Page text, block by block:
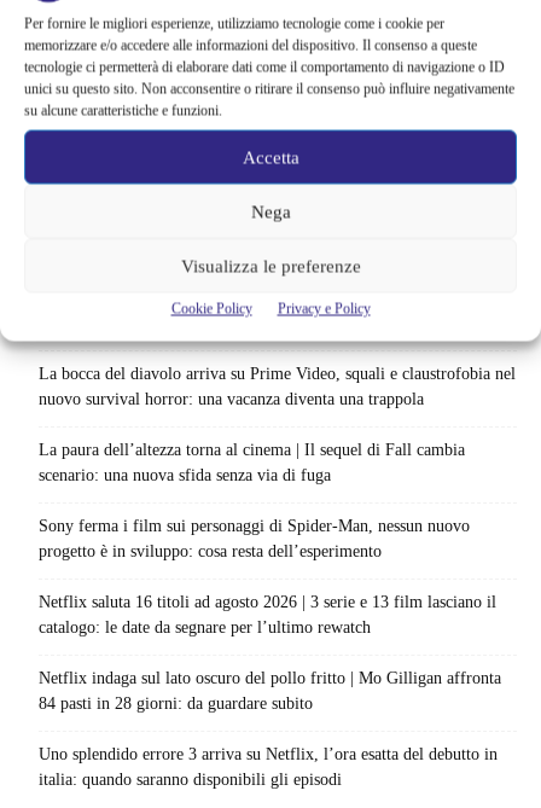
Per fornire le migliori esperienze, utilizziamo tecnologie come i cookie per
memorizzare e/o accedere alle informazioni del dispositivo. Il consenso a queste
tecnologie ci permetterà di elaborare dati come il comportamento di navigazione o ID
unici su questo sito. Non acconsentire o ritirare il consenso può influire negativamente
su alcune caratteristiche e funzioni.
Accetta
Nega
Visualizza le preferenze
Cookie Policy Privacy e Policy
Barbie 2 rischia di saltare | Warner Bros. ha pochi mesi per trovare un
accordo: il dubbio che divide Hollywood
La bocca del diavolo arriva su Prime Video, squali e claustrofobia nel
nuovo survival horror: una vacanza diventa una trappola
La paura dell’altezza torna al cinema | Il sequel di Fall cambia
scenario: una nuova sfida senza via di fuga
Sony ferma i film sui personaggi di Spider-Man, nessun nuovo
progetto è in sviluppo: cosa resta dell’esperimento
Netflix saluta 16 titoli ad agosto 2026 | 3 serie e 13 film lasciano il
catalogo: le date da segnare per l’ultimo rewatch
Netflix indaga sul lato oscuro del pollo fritto | Mo Gilligan affronta
84 pasti in 28 giorni: da guardare subito
Uno splendido errore 3 arriva su Netflix, l’ora esatta del debutto in
italia: quando saranno disponibili gli episodi